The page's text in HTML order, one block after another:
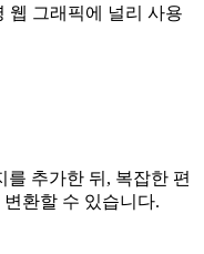
웹 그래픽에 널리 사용
추가한 뒤, 복잡한 편
환할 수 있습니다.